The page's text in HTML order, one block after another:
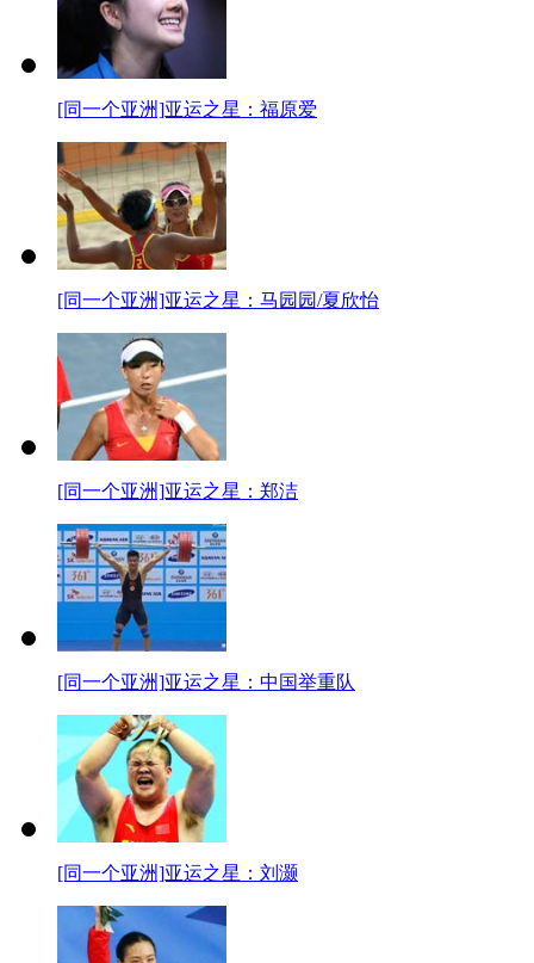
[同一个亚洲]亚运之星：福原爱
[同一个亚洲]亚运之星：马园园/夏欣怡
[同一个亚洲]亚运之星：郑洁
[同一个亚洲]亚运之星：中国举重队
[同一个亚洲]亚运之星：刘灏